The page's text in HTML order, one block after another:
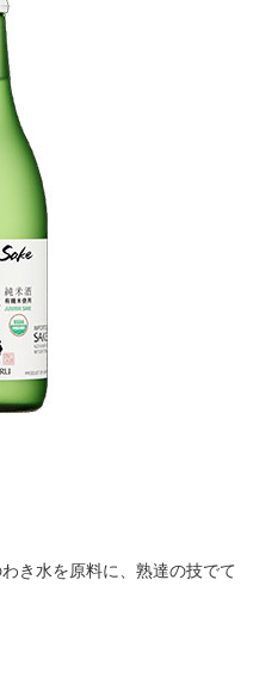
き水を原料に、熟達の技でて